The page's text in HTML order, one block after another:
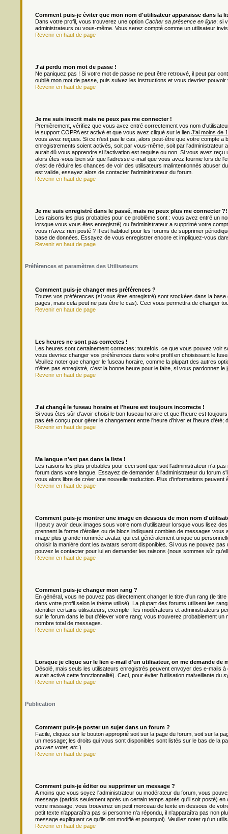
Comment puis-je éviter que mon nom d'utilisateur apparaisse dans la
Dans votre profil, vous trouverez une option Cacher sa présence en ligne; si
administrateurs ou vous-même. Vous serez compté comme un utilisateur
Revenir en haut de page
J'ai perdu mon mot de passe !
Ne paniquez pas ! Si votre mot de passe ne peut être retrouvé, il peut par
oublié mon mot de passe , puis suivez les instructions et vous devriez
Revenir en haut de page
Je me suis inscrit mais ne peux pas me connecter !
Premièrement, vérifiez que vous avez entré correctement vos nom
le support COPPA est activé et que vous avez cliqué sur le lien J'ai moins de
vous avez reçues. Si ce n'est pas le cas, alors peut-être que votre compte
enregistrements soient activés, soit par vous-même, soit par
aurait dû vous apprendre si l'activation est requise ou non. Si vous avez
alors êtes-vous bien sûr que l'adresse e-mail que vous avez fournie lors de
c'est de réduire les chances de voir des utilisateurs malintentionnés abuser
est valide, essayez alors de contacter l'administrateur du forum.
Revenir en haut de page
Je me suis enregistré dans le passé, mais ne peux plus me connecter ?!
Les raisons les plus probables pour ce problème sont : vous avez entré un
lorsque vous vous êtes enregistré) ou l'administrateur a supprimé votre
vous n'avez rien posté ? Il est habituel pour les forums de supprimer
base de données. Essayez de vous enregistrer encore et impliquez-vous
Revenir en haut de page
Préférences et paramètres des Utilisateurs
Comment puis-je changer mes préférences ?
Toutes vos préférences (si vous êtes enregistré) sont stockées dans la
pages, mais cela peut ne pas être le cas). Ceci vous permettra de changer
Revenir en haut de page
Les heures ne sont pas correctes !
Les heures sont certainement correctes; toutefois, ce que vous pouvez voir
vous devriez changer vos préférences dans votre profil en choisissant le
Veuillez noter que changer le fuseau horaire, comme la plupart des autres
n'êtes pas enregistré, c'est la bonne heure pour le faire, si vous pardonnez le
Revenir en haut de page
J'ai changé le fuseau horaire et l'heure est toujours incorrecte !
Si vous êtes sûr d'avoir choisi le bon fuseau horaire et que l'heure est
pas été conçu pour gérer le changement entre l'heure d'hiver et l'heure
Revenir en haut de page
Ma langue n'est pas dans la liste !
Les raisons les plus probables pour ceci sont que soit l'administrateur n'a
forum dans votre langue. Essayez de demander à l'administrateur du forum
vous alors libre de créer une nouvelle traduction. Plus d'informations
Revenir en haut de page
Comment puis-je montrer une image en dessous de mon nom
Il peut y avoir deux images sous votre nom d'utilisateur lorsque vous lisez
prennent la forme d'étoiles ou de blocs indiquant combien de messages
image plus grande nommée avatar, qui est généralement unique ou
choisir la manière dont les avatars seront disponibles. Si vous ne pouvez
pouvez le contacter pour lui en demander les raisons (nous sommes sûr
Revenir en haut de page
Comment puis-je changer mon rang ?
En général, vous ne pouvez pas directement changer le titre d'un rang (le
dans votre profil selon le thème utilisé). La plupart des forums utilisent les
identifier certains utilisateurs, exemple : les modérateurs et administrateurs
sur le forum dans le but d'élever votre rang; vous trouverez probablement
nombre total de messages.
Revenir en haut de page
Lorsque je clique sur le lien e-mail d'un utilisateur, on me demande de
Désolé, mais seuls les utilisateurs enregistrés peuvent envoyer des e-mails
aurait activé cette fonctionnalité). Ceci, pour éviter l'utilisation malveillante du
Revenir en haut de page
Publication
Comment puis-je poster un sujet dans un forum ?
Facile, cliquez sur le bouton approprié soit sur la page du forum, soit sur la
un message; les droits qui vous sont disponibles sont listés sur le bas de la
pouvez voter, etc. )
Revenir en haut de page
Comment puis-je éditer ou supprimer un message ?
A moins que vous soyez l'administrateur ou modérateur du forum, vous
message (parfois seulement après un certain temps après qu'il soit posté)
votre message, vous trouverez un petit morceau de texte en dessous de
petit texte n'apparaîtra pas si personne n'a répondu, il n'apparaîtra pas non
message expliquant ce qu'ils ont modifié et pourquoi). Veuillez noter qu'un
Revenir en haut de page